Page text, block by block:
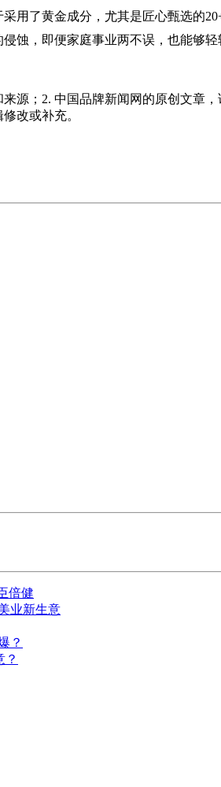
用了黄金成分，尤其是匠心甄选的
蚀，即便家庭事业两不误，也能够
源；2. 中国品牌新闻网的原创文章
改或补充。
倍健
业新生意
？
？